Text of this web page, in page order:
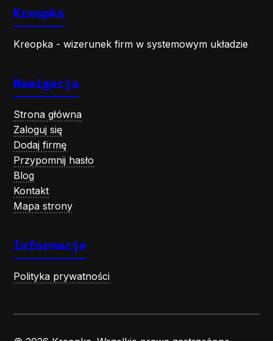
Kreopka
Kreopka - wizerunek firm w systemowym układzie
Nawigacja
Strona główna
Zaloguj się
Dodaj firmę
Przypomnij hasło
Blog
Kontakt
Mapa strony
Informacje
Polityka prywatności